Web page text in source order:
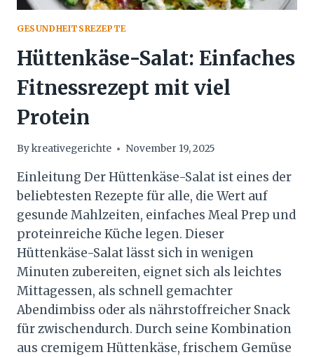
GESUNDHEITSREZEPTE
Hüttenkäse-Salat: Einfaches
Fitnessrezept mit viel
Protein
Bykreativegerichte November 19, 2025
Einleitung Der Hüttenkäse-Salat ist eines der
beliebtesten Rezepte für alle, die Wert auf
gesunde Mahlzeiten, einfaches Meal Prep und
proteinreiche Küche legen. Dieser
Hüttenkäse-Salat lässt sich in wenigen
Minuten zubereiten, eignet sich als leichtes
Mittagessen, als schnell gemachter
Abendimbiss oder als nährstoffreicher Snack
für zwischendurch. Durch seine Kombination
aus cremigem Hüttenkäse, frischem Gemüse